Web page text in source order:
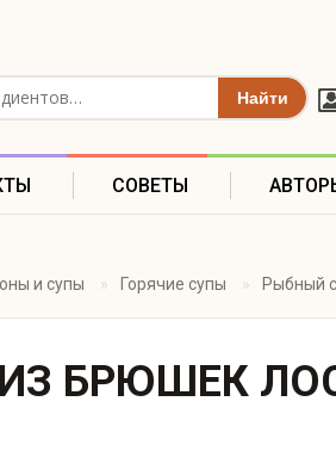
СОВЕТЫ
и супы Горячие супы Рыбный
БРЮШЕК